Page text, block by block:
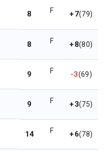
8 F +7(79)
8 F +8(80)
9 F -3(69)
9 F +3(75)
14 F +6(78)